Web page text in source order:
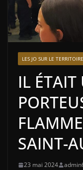
LES JO SUR LE TERRITOIRE
IL
SAINT-
23 mai 2024